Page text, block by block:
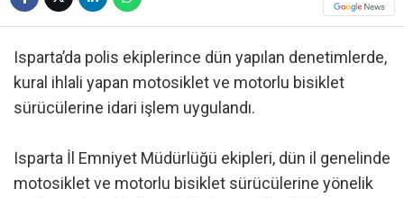
Isparta’da polis ekiplerince dün yapılan denetimlerde,
kural ihlali yapan motosiklet ve motorlu bisiklet
sürücülerine idari işlem uygulandı.
Isparta İl Emniyet Müdürlüğü ekipleri, dün il genelinde
motosiklet ve motorlu bisiklet sürücülerine yönelik